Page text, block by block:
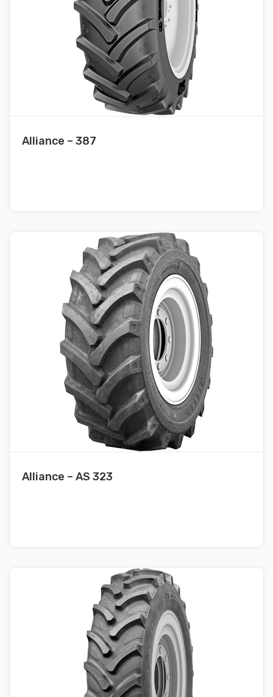
Alliance – 387
Alliance – AS 323